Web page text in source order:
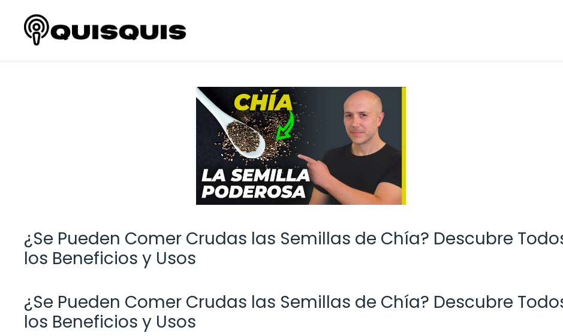
contenido
¿Se Pueden Comer Crudas las Semillas de Chía? Descubre
los Beneficios y Usos
¿Se Pueden Comer Crudas las Semillas de Chía? Descubre
los Beneficios y Usos